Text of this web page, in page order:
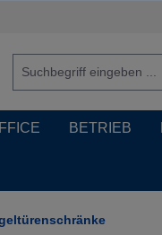
BETRIEB